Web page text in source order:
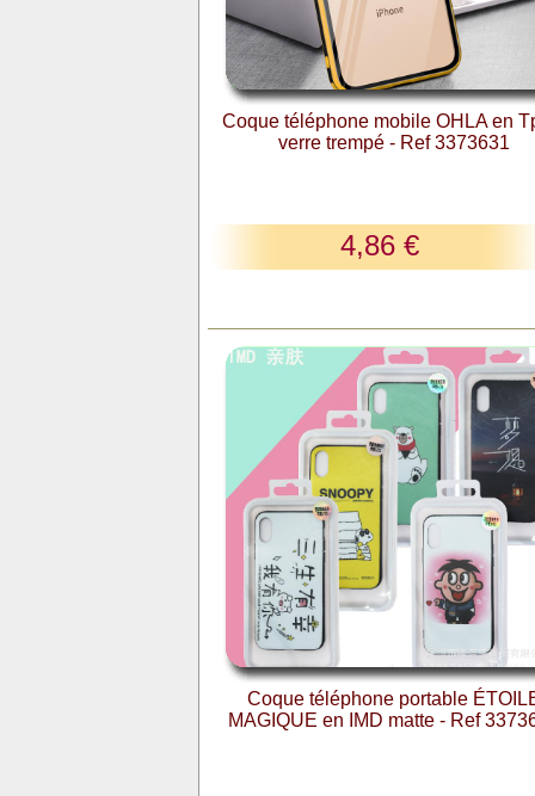
Coque téléphone mobile OHLA en
verre trempé - Ref 3373631
4,86 €
Coque téléphone portable
MAGIQUE en IMD matte - Ref